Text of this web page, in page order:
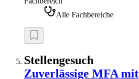
Alle Fachbereiche
Stellengesuch
Zuverlässige MFA mit